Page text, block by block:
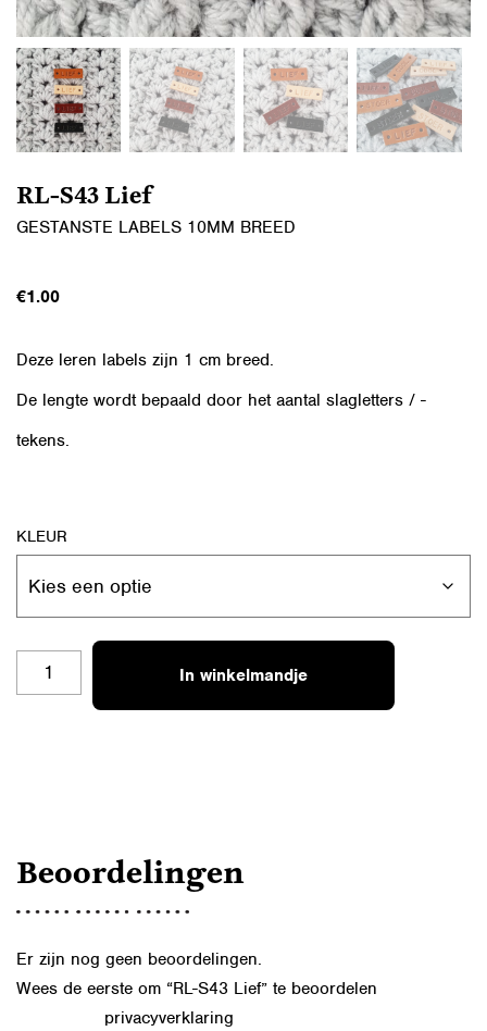
RL-S43 Lief
GESTANSTE LABELS 10MM BREED
€1.00
Deze leren labels zijn 1 cm breed.
De lengte wordt bepaald door het aantal slagletters / -
tekens.
KLEUR
In winkelmandje
Beoordelingen
Er zijn nog geen beoordelingen.
Wees de eerste om “RL-S43 Lief” te beoordelen
privacyverklaring